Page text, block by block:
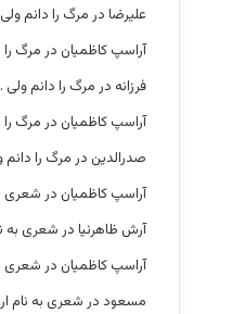
علیرضا درمرگ را دانم
آراسپ کاظمیان درمرگ
فرزانه در مرگ را دانم ولی
آراسپ کاظمیان درمرگ
صدرالدین در مرگ را
آراسپ کاظمیان درشعری
آرش ظاهرنیا در شعری به
آراسپ کاظمیان درشعری
مسعود در شعری به نام